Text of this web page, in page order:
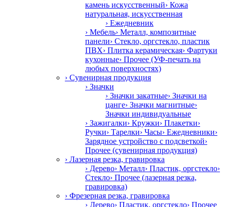
камень искусственный› Кожа
натуральная, искусственная
› Ежедневник
› Мебель› Металл, композитные
панели› Стекло, оргстекло, пластик
ПВХ› Плитка керамическая› Фартуки
кухонные› Прочее (УФ-печать на
любых поверхностях)
› Сувенирная продукция
› Значки
› Значки закатные› Значки на
цанге› Значки магнитные›
Значки индивидуальные
› Зажигалки› Кружки› Плакетки›
Ручки› Тарелки› Часы› Ежедневники›
Зарядное устройство с подсветкой›
Прочее (сувенирная продукция)
› Лазерная резка, гравировка
› Дерево› Металл› Пластик, оргстекло›
Стекло› Прочее (лазерная резка,
гравировка)
› Фрезерная резка, гравировка
› Дерево› Пластик, оргстекло› Прочее